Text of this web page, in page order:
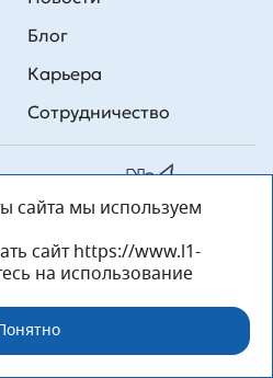
Блог
Карьера
Сотрудничество
материалы принадлежат
№1. Любая информация,
носит исключительно
каких условиях не является
положениями статьи 437 ГК РФ.
№1» 196233, Санкт-Петербург, ул.
92-Н, офис 4 ИНН 7810269443,
сайта мы используем
сайт https://www.l1-
на использование
Понятно